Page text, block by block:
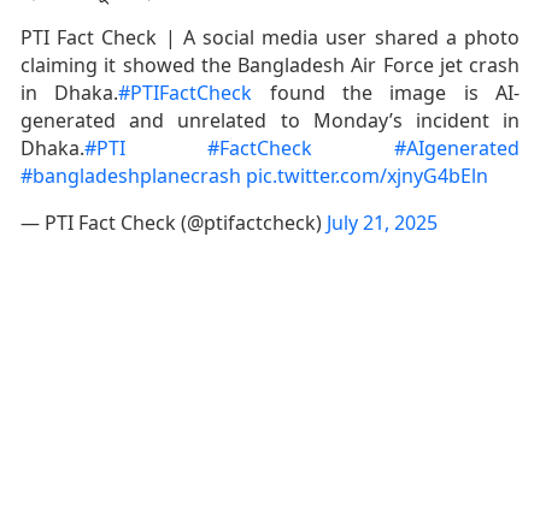
PTI Fact Check | A social media user shared a photo
claiming it showed the Bangladesh Air Force jet crash
in Dhaka.#PTIFactCheck found the image is AI-
generated and unrelated to Monday’s incident in
Dhaka.#PTI #FactCheck
#AIgenerated
#bangladeshplanecrash pic.twitter.com/xjnyG4bEln
— PTI Fact Check (@ptifactcheck) July 21, 2025